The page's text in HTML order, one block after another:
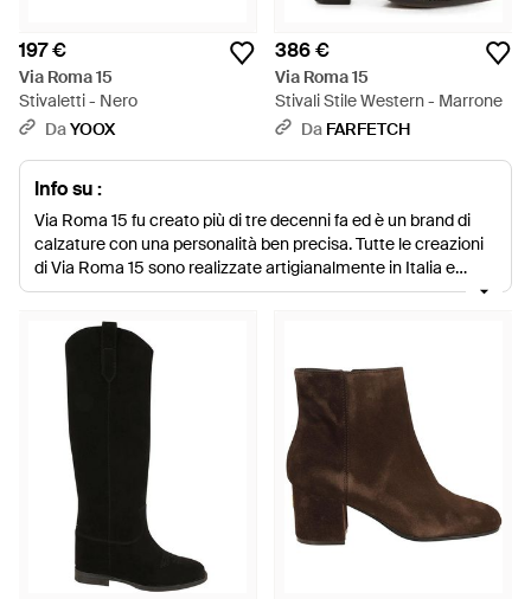
197 €
Via Roma 15
Stivaletti - Nero
DaYOOX
386 €
Via Roma 15
Stivali Stile Western - Marrone
Da FARFETCH
Info su :
Via Roma 15 fu creato più di tre decenni fa ed è un brand di
calzature con una personalità ben precisa. Tutte le creazioni
di Via Roma 15 sono realizzate artigianalmente in Italia e
l'attenzione al dettaglio è notevolissima. Le menti che
tanto i modelli classici quanto tendenze più attuali e stili
innovativi, offrendo molto di più di quanto si possa trovare
mediamente sul mercato. Dai un'occhiata alla gamma di
stivali firmati Via Roma 15 e troverai stivaletti di tutti i tipi, dai
biker ai texani, passando per stivali da equitazione e modelli
col tacco.